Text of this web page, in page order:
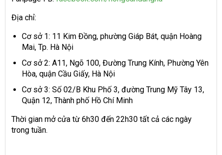
Địa chỉ:
Cơ sở 1: 11 Kim Đồng, phường Giáp Bát, quận Hoàng
Mai, Tp. Hà Nội
Cơ sở 2: A11, Ngõ 100, Đường Trung Kính, Phường Yên
Hòa, quận Cầu Giấy, Hà Nội
Cơ sở 3: Số 02/B Khu Phố 3, đường Trung Mỹ Tây 13,
Quận 12, Thành phố Hồ Chí Minh
Thời gian mở cửa từ 6h30 đến 22h30 tất cả các ngày
trong tuần.